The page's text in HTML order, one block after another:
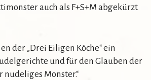
auch als F+S+M abgekürzt
der „Drei Eiligen Köche“ ein
und für den Glauben der
nudeliges Monster.“